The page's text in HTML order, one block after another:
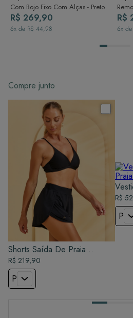
Com Bojo Fixo Com Alças - Preto
R$ 269,90
6x de R$ 44,98
R$
6x de
Compre junto
Shorts Saída De Praia
Feminino - Preto
R$ 219,90
P
-
R$
P